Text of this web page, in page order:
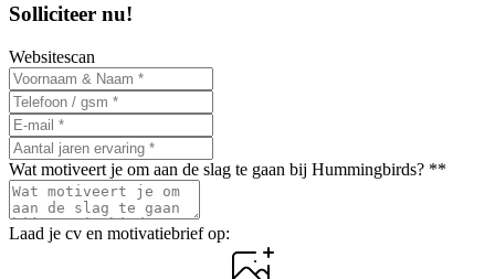
Solliciteer nu!
Websitescan
Wat motiveert je om aan de slag te gaan bij Hummingbirds? **
Laad je cv en motivatiebrief op: